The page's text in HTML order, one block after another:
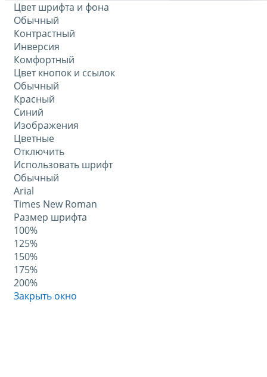
Цвет шрифта и фона
Обычный
Контрастный
Инверсия
Комфортный
Цвет кнопок и ссылок
Обычный
Красный
Синий
Изображения
Цветные
Отключить
Использовать шрифт
Обычный
Arial
Times New Roman
Размер шрифта
100%
125%
150%
175%
200%
Закрыть окно